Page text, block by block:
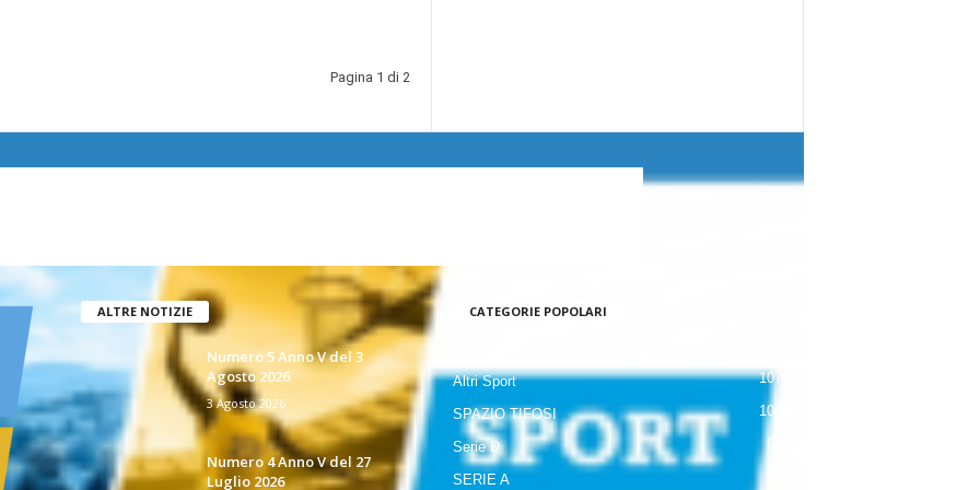
Pagina 1 di 2
ALTRE NOTIZIE
Numero 5 Anno V del 3
Agosto 2026
3 Agosto 2026
Numero 4 Anno V del 27
Luglio 2026
CATEGORIE POPOLARI
Altri Sport 107
SPAZIO TIFOSI 104
Serie D 63
SERIE A